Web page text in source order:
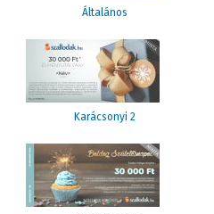
Általános
Karácsonyi 2